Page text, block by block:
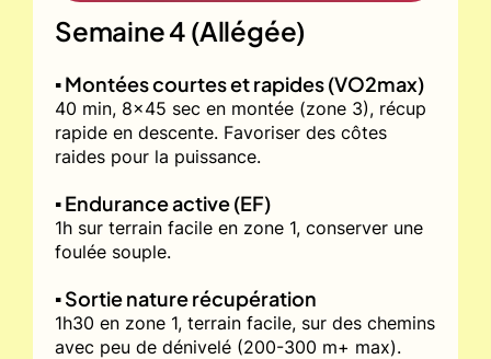
Semaine 4 (Allégée)
▪️ Montées courtes et rapides (VO2max)
40 min, 8x45 sec en montée (zone 3), récup
rapide en descente. Favoriser des côtes
raides pour la puissance.
▪️ Endurance active (EF)
1h sur terrain facile en zone 1, conserver une
foulée souple.
▪️ Sortie nature récupération
1h30 en zone 1, terrain facile, sur des chemins
avec peu de dénivelé (200-300 m+ max).